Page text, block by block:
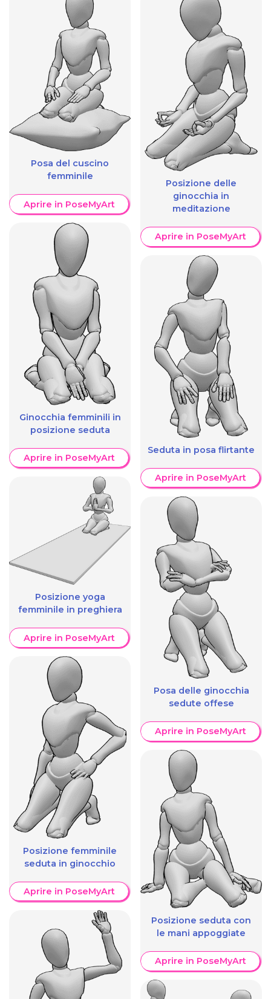
Posa del cuscino
femminile
Aprire in PoseMyArt
Ginocchia femminili in
posizione seduta
Aprire in PoseMyArt
Posizione yoga
femminile in preghiera
Aprire in PoseMyArt
Posizione femminile
seduta in ginocchio
Aprire in PoseMyArt
Posizione delle
ginocchia in
meditazione
Aprire in PoseMyArt
Seduta in posa flirtante
Aprire in PoseMyArt
Posa delle ginocchia
sedute offese
Aprire in PoseMyArt
Posizione seduta con
le mani appoggiate
Aprire in PoseMyArt